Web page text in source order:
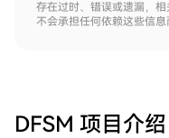
存在过时、错误或遗漏，
不会承担任何依赖这些信息
DFSM 项目介绍